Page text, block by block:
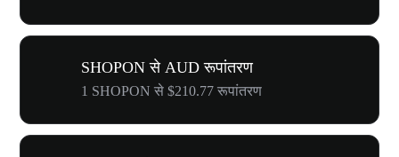
SHOPON से AUD रूपांतरण
1 SHOPON से $210.77 रूपांतरण